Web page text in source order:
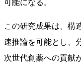
この研究成果は、構
速推論を可能とし、
次世代創薬への貢献